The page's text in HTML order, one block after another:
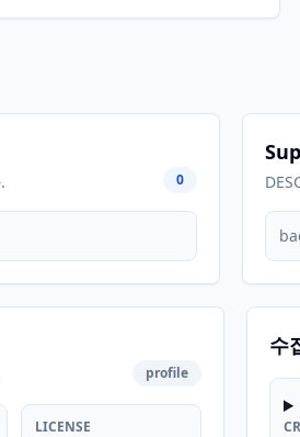
0
profile
LICENSE
수